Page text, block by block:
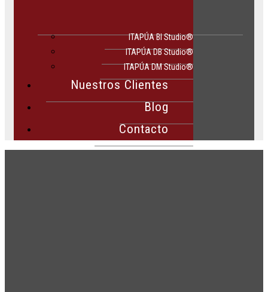
ITAPÚA BI Studio®
ITAPÚA DB Studio®
ITAPÚA DM Studio®
Nuestros Clientes
Blog
Contacto